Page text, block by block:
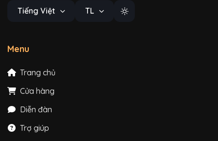
Tiếng Việt TL
Menu
Trang chủ
Cửa hàng
Diễn đàn
Trợ giúp